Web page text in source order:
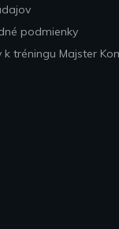
podmienky
tréningu Majster